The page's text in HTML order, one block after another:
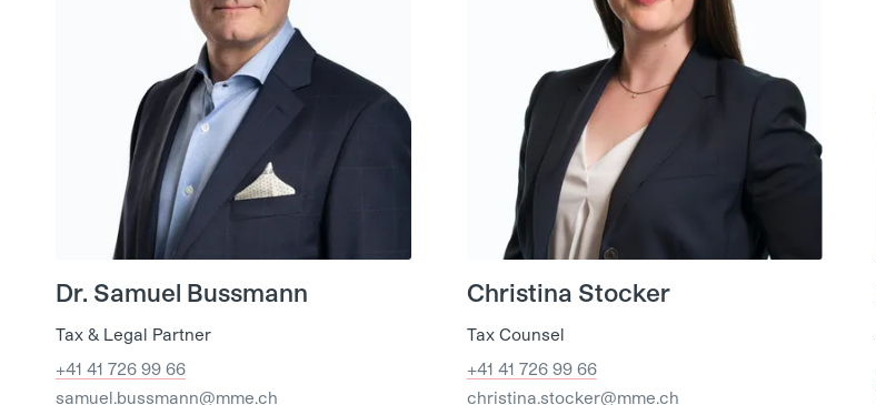
Dr. Samuel Bussmann
Tax & Legal Partner
+41 41 726 99 66
samuel.bussmann@mme.ch
Christina Stocker
Tax Counsel
+41 41 726 99 66
christina.stocker@mme.ch